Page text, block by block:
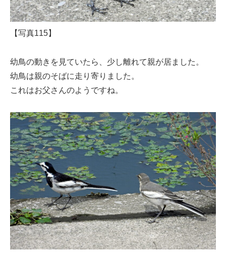
【写真115】
幼鳥の動きを見ていたら、少し離れて親が居ました。
幼鳥は親のそばに走り寄りました。
これはお父さんのようですね。